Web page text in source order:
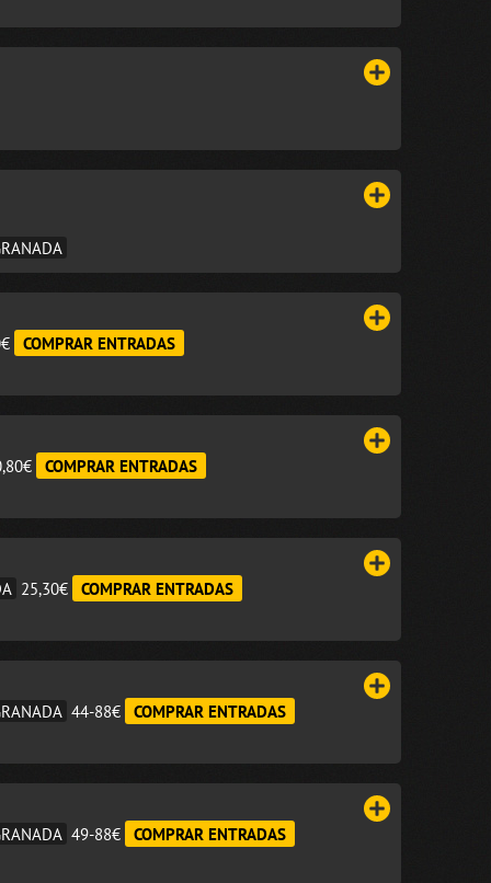
COMPRAR ENTRADAS
COMPRAR ENTRADAS
25,30€ COMPRAR ENTRADAS
44-88€ COMPRAR ENTRADAS
49-88€ COMPRAR ENTRADAS